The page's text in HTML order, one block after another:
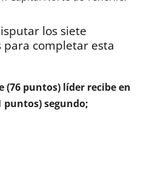
los siete
completar esta
(76 puntos) líder recibe en
puntos) segundo;